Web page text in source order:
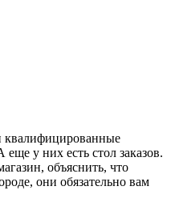
квалифицированные
у них есть стол заказов.
объяснить, что
они обязательно вам